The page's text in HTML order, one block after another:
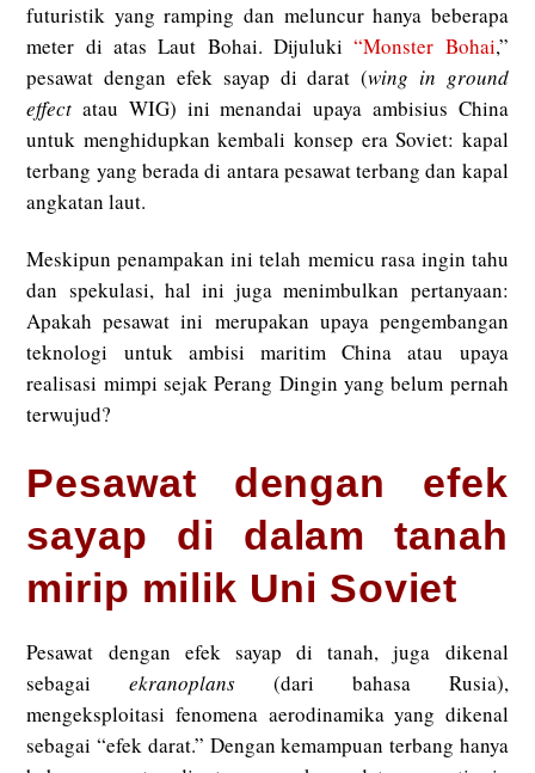
futuristik yang ramping dan meluncur hanya beberapa
meter di atas Laut Bohai. Dijuluki“Monster Bohai,”
pesawat dengan efek sayap di darat (wing in ground
effectatau WIG) ini menandai upaya ambisius China
untuk menghidupkan kembali konsep era Soviet: kapal
terbang yang berada di antara pesawat terbang dan kapal
angkatan laut.
Meskipun penampakan ini telah memicu rasa ingin tahu
dan spekulasi, hal ini juga menimbulkan pertanyaan:
Apakah pesawat ini merupakan upaya pengembangan
teknologi untuk ambisi maritim China atau upaya
realisasi mimpi sejak Perang Dingin yang belum pernah
terwujud?
Pesawat dengan efek
sayap di dalam tanah
mirip milik Uni Soviet
Pesawat dengan efek sayap di tanah, juga dikenal
sebagaiekranoplans (dari bahasa Rusia),
mengeksploitasi fenomena aerodinamika yang dikenal
sebagai “efek darat.” Dengan kemampuan terbang hanya